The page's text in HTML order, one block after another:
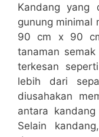
Kandang yang
gunung minimal
90 cm x 90
tanaman
terkesan
lebih dari
diusahakan
antara
Selain